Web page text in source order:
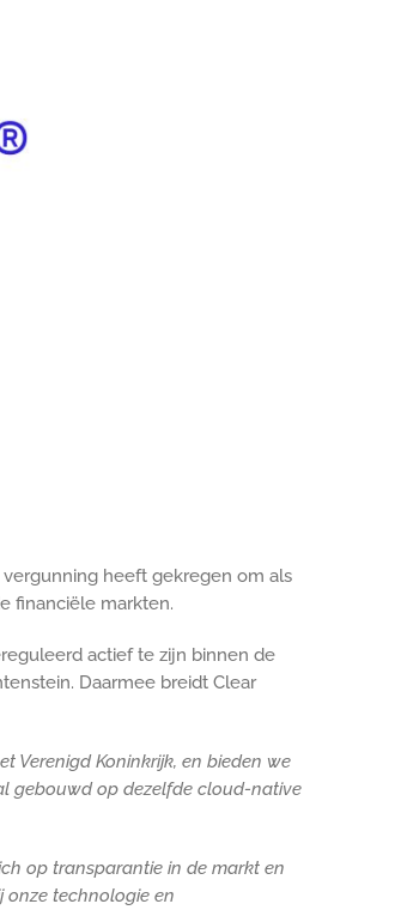
heeft gekregen om als
financiële markten.
actief te zijn binnen de
Daarmee breidt Clear
Verenigd Koninkrijk, en bieden we
gebouwd op dezelfde cloud-native
op transparantie in de markt en
onze technologie en